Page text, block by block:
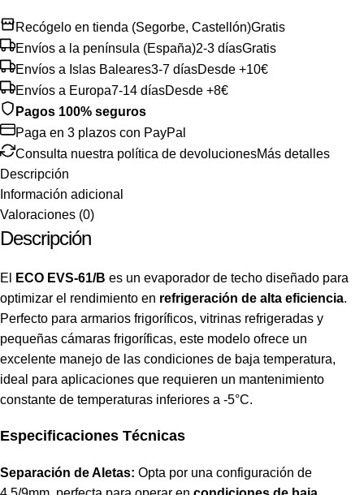
Recógelo en tienda (Segorbe, Castellón)Gratis
Envíos a la península (España)2-3 díasGratis
Envíos a Islas Baleares3-7 díasDesde +10€
Envíos a Europa7-14 díasDesde +8€
Pagos 100% seguros
Paga en 3 plazos con PayPal
Consulta nuestra política de devolucionesMás detalles
Descripción
Información adicional
Valoraciones (0)
Descripción
El ECO EVS-61/B es un evaporador de techo diseñado para
optimizar el rendimiento en refrigeración de alta eficiencia.
Perfecto para armarios frigoríficos, vitrinas refrigeradas y
pequeñas cámaras frigoríficas, este modelo ofrece un
excelente manejo de las condiciones de baja temperatura,
ideal para aplicaciones que requieren un mantenimiento
constante de temperaturas inferiores a -5°C.
Especificaciones Técnicas
Separación de Aletas: Opta por una configuración de